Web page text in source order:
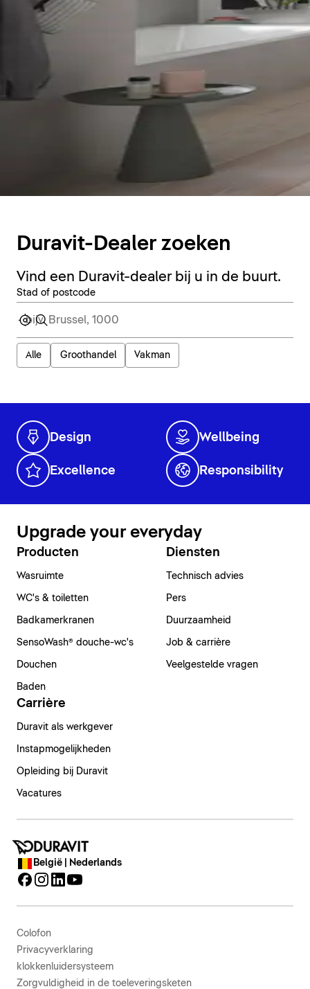
Duravit-Dealer zoeken
Vind een Duravit-dealer bij u in de buurt.
Stad of postcode
Alle Groothandel Vakman
Design Wellbeing
Excellence Responsibility
Upgrade your everyday
Producten
Wasruimte
WC's & toiletten
Badkamerkranen
SensoWash® douche-wc's
Douchen
Baden
Diensten
Technisch advies
Pers
Duurzaamheid
Job & carrière
Veelgestelde vragen
Carrière
Duravit als werkgever
Instapmogelijkheden
Opleiding bij Duravit
Vacatures
België | Nederlands
Colofon
Privacyverklaring
klokkenluidersysteem
Zorgvuldigheid in de toeleveringsketen